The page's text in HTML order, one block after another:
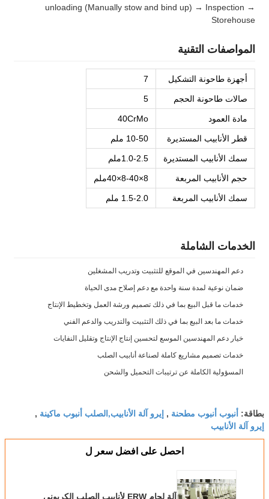
unloading (Manually stow and bind up) → Inspection →
Storehouse
المواصفات التقنية
أجهزة طاحونة التشكيل 7
صالات طاحونة الحجم 5
مادة العمود 40CrMo
قطر الأنابيب المستديرة 10-50 ملم
سمك الأنابيب المستديرة 1.0-2.5ملم
حجم الأنابيب المربعة 8×8-40×40ملم
سمك الأنابيب المربعة 1.5-2.0 ملم
الخدمات الشاملة
دعم المهندسين في الموقع للتثبيت وتدريب المشغلين
ضمان نوعية لمدة سنة واحدة مع دعم إصلاح مدى الحياة
خدمات ما قبل البيع بما في ذلك تصميم ورشة العمل وتخطيط الإنتاج
خدمات ما بعد البيع بما في ذلك التثبيت والتدريب والدعم الفني
خيار دعم المهندسين الموسع لتحسين إنتاج الإنتاج وتقليل النفايات
خدمات تصميم مشاريع كاملة لصناعة أنابيب الصلب
المسؤولية الكاملة عن ترتيبات التحميل والشحن
بطاقة: أنبوب أنبوب مطحنة , إيرو آلة الأنابيب,الصلب أنبوب ماكينة ,
إيرو آلة الأنابيب
احصل على افضل سعر ل
آلة لحام ERW لأنابيب الصلب الكربوني